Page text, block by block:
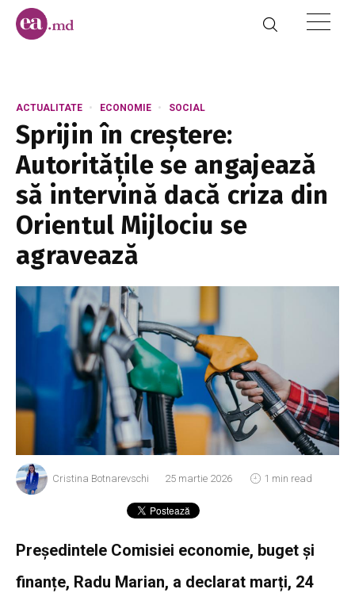
ACTUALITATE ECONOMIE SOCIAL
Sprijin în creștere:
Autoritățile se angajează
să intervină dacă criza din
Orientul Mijlociu se
agravează
Cristina Botnarevschi 25 martie 2026 1 min read
Președintele Comisiei economie, buget și
finanțe, Radu Marian, a declarat marți, 24